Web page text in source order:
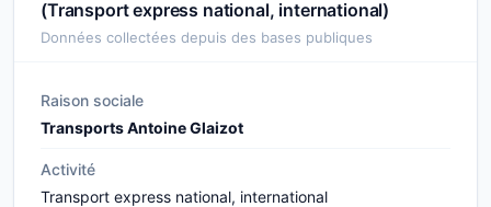
(Transport express national, international)
Données collectées depuis des bases publiques
Raison sociale
Transports Antoine Glaizot
Activité
Transport express national, international